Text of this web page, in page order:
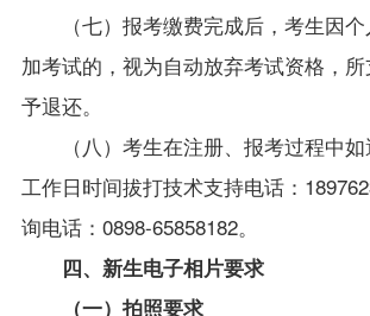
（七）报考缴费完成后，考生因
加考试的，视为自动放弃考试资格，
予退还。
（ 八 ）考生在注册、报考过程中
工作日时间拔打技术支持电话：
询电话：0898-65858182。
四、新生电子相片要求
（一）拍照要求